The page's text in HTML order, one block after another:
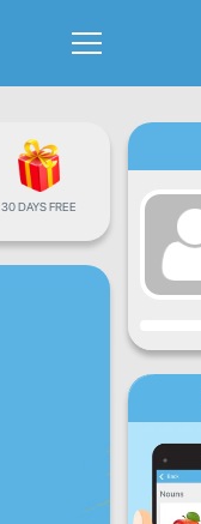
30 DAYS FREE
सोमबार